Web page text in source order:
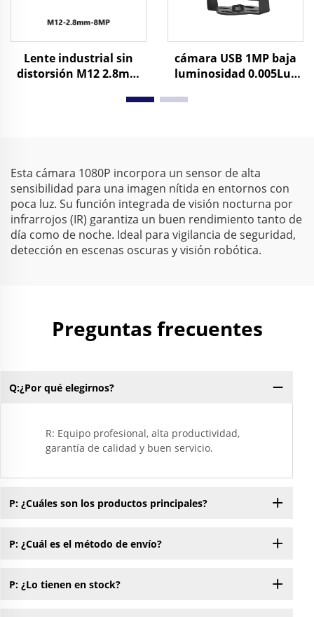
Lente industrial sin
distorsión M12 2.8mm
formato de imagen
cámara USB 1MP baja
luminosidad 0.005Lux
Cámara industrial de
Esta cámara 1080P incorpora un sensor de alta
sensibilidad para una imagen nítida en entornos con
poca luz. Su función integrada de visión nocturna por
infrarrojos (IR) garantiza un buen rendimiento tanto de
día como de noche. Ideal para vigilancia de seguridad,
detección en escenas oscuras y visión robótica.
Preguntas frecuentes
Q:¿Por qué elegirnos?
R: Equipo profesional, alta productividad,
garantía de calidad y buen servicio.
P: ¿Cuáles son los productos principales?
P: ¿Cuál es el método de envío?
P: ¿Lo tienen en stock?